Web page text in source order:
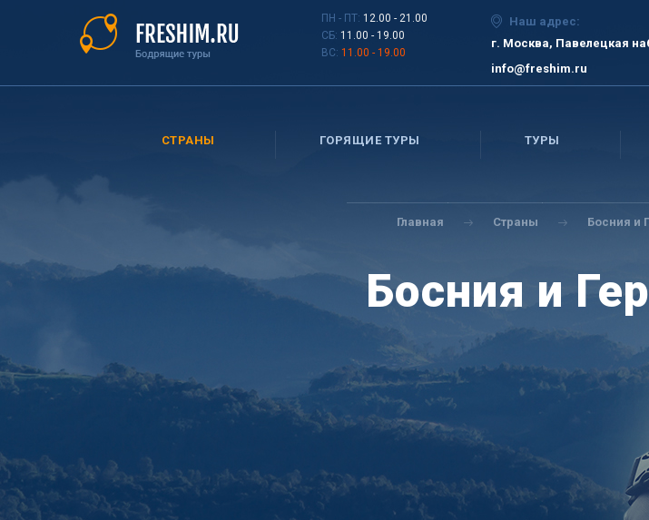
ПН - ПТ: 12.00 - 21.00
СБ: 11.00 - 19.00
ВС: 11.00 - 19.00
Наш адрес:
г. Москва, Павелецкая
info@freshim.ru
СТРАНЫ ГОРЯЩИЕ ТУРЫ ТУРЫ
Вы
здесь
Главная Страны Босния и
Босния и